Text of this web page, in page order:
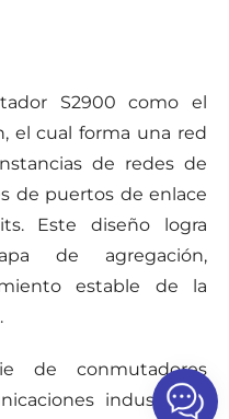
S2900 como el
el cual forma una red
de redes de
de puertos de enlace
Este diseño logra
de agregación,
estable de la
de conmutadores
industriales